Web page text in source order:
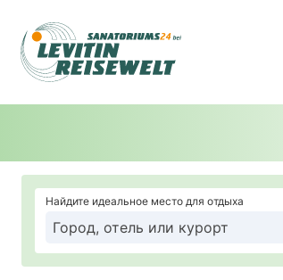
Найдите идеальное место для отдыха